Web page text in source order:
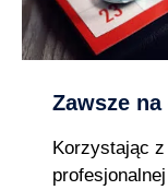
Zawsze na
Korzystając z